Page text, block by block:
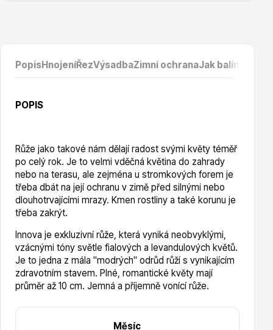
Azalky a rododendrony
Růže KORDES
PopisHnojeníŘezVýsadbaZimní ochranaJak balíme
POPIS
Růže jako takové nám dělají radost svými květy téměř
po celý rok. Je to velmi vděčná květina do zahrady
nebo na terasu, ale zejména u stromkových forem je
třeba dbát na její ochranu v zimě před silnými nebo
dlouhotrvajícími mrazy. Kmen rostliny a také korunu je
třeba zakrýt.
Innova je exkluzivní růže, která vyniká neobvyklými,
vzácnými tóny světle fialových a levandulových květů.
Je to jedna z mála "modrých" odrůd růží s vynikajícím
zdravotním stavem. Plné, romantické květy mají
průměr až 10 cm. Jemná a příjemně vonící růže.
Měsíc